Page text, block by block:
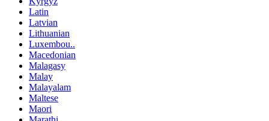
Latin
Latvian
Lithuanian
Luxembou..
Macedonian
Malagasy
Malay
Malayalam
Maltese
Maori